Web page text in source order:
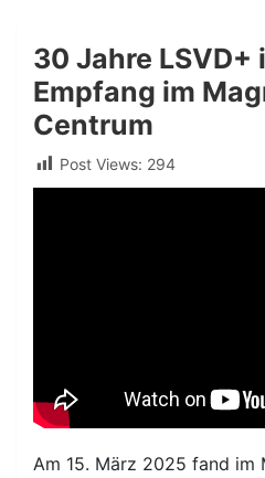
30 Jahre LSVD+
Empfang im
Centrum
Post Views: 294
Am 15. März 2025 fand im